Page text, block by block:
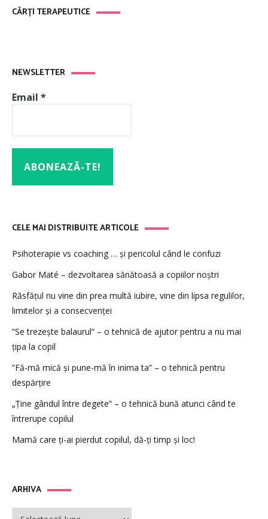
CĂRȚI TERAPEUTICE
NEWSLETTER
Email *
CELE MAI DISTRIBUITE ARTICOLE
Psihoterapie vs coaching … și pericolul când le confuzi
Gabor Maté – dezvoltarea sănătoasă a copiilor noștri
Răsfățul nu vine din prea multă iubire, vine din lipsa regulilor,
limitelor și a consecvenței
”Se trezește balaurul” – o tehnică de ajutor pentru a nu mai
țipa la copil
”Fă-mă mică și pune-mă în inima ta” – o tehnică pentru
despărțire
„Ține gândul între degete” – o tehnică bună atunci când te
întrerupe copilul
Mamă care ți-ai pierdut copilul, dă-ți timp și loc!
ARHIVAARHIVA